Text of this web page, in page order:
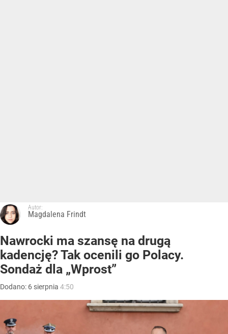
Autor:
Magdalena Frindt
Nawrocki ma szansę na drugą
kadencję? Tak ocenili go Polacy.
Sondaż dla „Wprost”
Dodano: 6 sierpnia 4:50